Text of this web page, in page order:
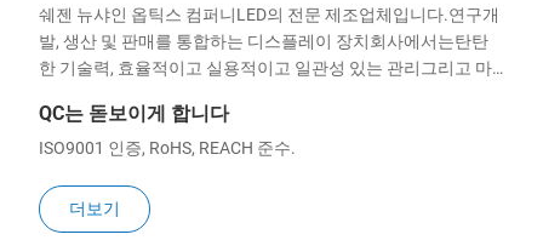
쉐젠 뉴샤인 옵틱스 컴퍼니LED의 전문 제조업체입니다.연구개
발, 생산 및 판매를 통합하는 디스플레이 장치회사에서는탄탄
한 기술력, 효율적이고 실용적이고 일관성 있는 관리그리고 마
다. "정결성, 혁신,실용주의와 효율성, "회사는 브랜드 혁신을 추
구하고우수한 비용 성능을 가진 고품질 제품을 지속적으로 출
LED 알파노메리크 디스플레이, 표면 장착 디지털 디스플레이
등이 있습니다., LED 점 행렬, LED 바 그래프 및 화살표 및 관세
QC는 돋보이게 합니다
ISO9001 인증, RoHS, REACH 준수.
더보기